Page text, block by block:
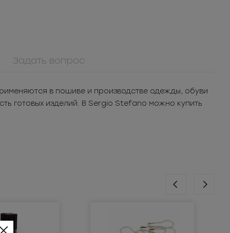
Пуговица
пластиковая
21.32 РУБ
за шт.
Задать вопрос
в пошиве и производстве одежды, обуви
готовых изделий. В Sergio Stefano можно купить